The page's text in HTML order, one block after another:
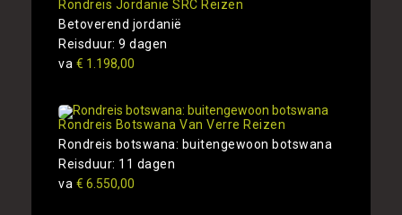
Rondreis Jordanie SRC Reizen
Betoverend jordanië
Reisduur: 9 dagen
va € 1.198,00
Rondreis Botswana Van Verre Reizen
Rondreis botswana: buitengewoon botswana
Reisduur: 11 dagen
va € 6.550,00